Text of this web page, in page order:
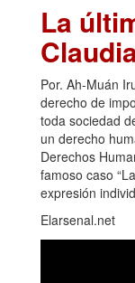
La
Por. Ah-Muán
derecho de
toda sociedad
un derecho
Derechos
famoso caso
expresión
Elarsenal.net